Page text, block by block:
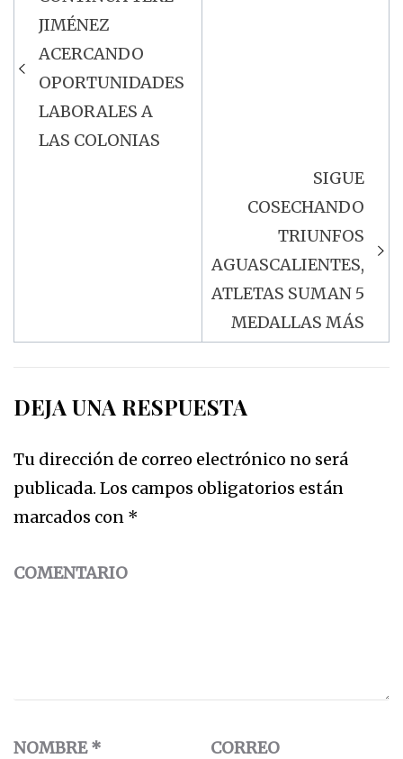
Navegación
de
entradas
JIMÉNEZ
ACERCANDO
OPORTUNIDADES
LABORALES A
LAS COLONIAS
SIGUE
COSECHANDO
TRIUNFOS
AGUASCALIENTES,
ATLETAS SUMAN 5
MEDALLAS MÁS
DEJA UNA RESPUESTA
Tu dirección de correo electrónico no será
publicada. Los campos obligatorios están
marcados con *
COMENTARIO
NOMBRE*
CORREO